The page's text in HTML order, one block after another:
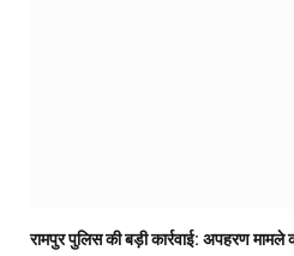
रामपुर पुलिस की बड़ी कार्रवाई: अपहरण मामले